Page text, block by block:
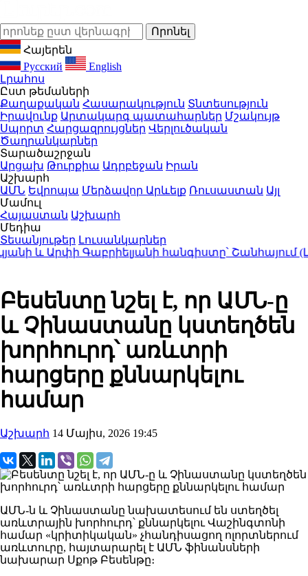
Հայերեն
Русский
English
Լրահոս
Ըստ թեմաների
Քաղաքական Հասարակություն Տնտեսություն
Իրավունք Արտակարգ պատահարներ Մշակույթ
Սպորտ Հարցազրույցներ Վերլուծական
Ծաղրանկարներ
Տարածաշրջան
Արցախ Թուրքիա Ադրբեջան Իրան
Աշխարհ
ԱՄՆ Եվրոպա Մերձավոր Արևելք Ռուսաստան Այլ
Մամուլ
Հայաստան Աշխարհ
Մեդիա
Տեսանյութեր Լուսանկարներ
և Արփի Գաբրիելյանի հանգիստը՝ Շանհայում
Բեսենտը նշել է, որ ԱՄՆ-ը
և Չինաստանը կստեղծեն
խորհուրդ՝ առևտրի
հարցերը քննարկելու
համար
Աշխարհ 14 Մայիս, 2026 19:45
ԱՄՆ-ն և Չինաստանը նախատեսում են ստեղծել
առևտրային խորհուրդ՝ քննարկելու Վաշինգտոնի
համար «կրիտիկական» չհանդիսացող ոլորտներում
առևտուրը, հայտարարել է ԱՄՆ ֆինանսների
նախարար Սքոթ Բեսենթը։